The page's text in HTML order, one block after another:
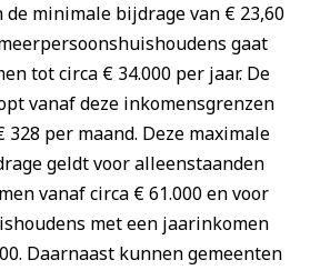
de minimale bijdrage van € 23,60
gaat
tot circa € 34.000 per jaar. De
vanaf deze inkomensgrenzen
per maand. Deze maximale
geldt voor alleenstaanden
vanaf circa € 61.000 en voor
met een jaarinkomen
Daarnaast kunnen gemeenten